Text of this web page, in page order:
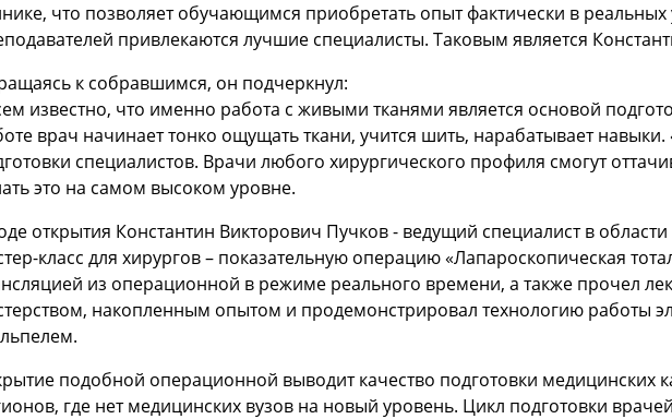
что позволяет обучающимся приобретать опыт фактически в реальных
привлекаются лучшие специалисты. Таковым является
к собравшимся, он подчеркнул:
известно, что именно работа с живыми тканями является основой
врач начинает тонко ощущать ткани, учится шить, нарабатывает
специалистов. Врачи любого хирургического профиля смогут
это на самом высоком уровне.
открытия Константин Викторович Пучков - ведущий специалист в
класс для хирургов – показательную операцию «Лапароскопическая
из операционной в режиме реального времени, а также прочел
накопленным опытом и продемонстрировал технологию работы
подобной операционной выводит качество подготовки медицинских
где нет медицинских вузов на новый уровень. Цикл подготовки